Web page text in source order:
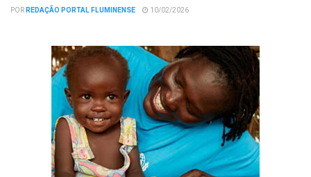
PORREDAÇÃO PORTAL FLUMINENSE 10/02/2026